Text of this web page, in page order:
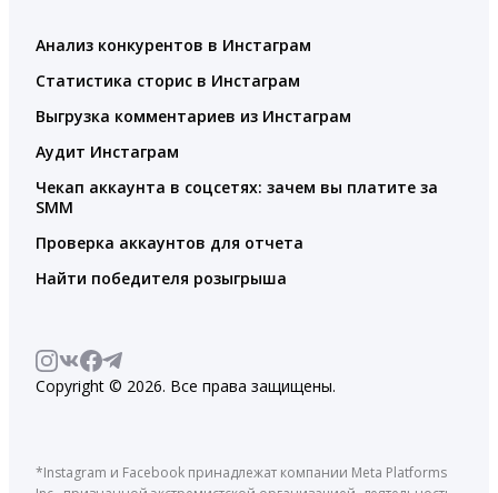
Анализ конкурентов в Инстаграм
Статистика сторис в Инстаграм
Выгрузка комментариев из Инстаграм
Аудит Инстаграм
Чекап аккаунта в соцсетях: зачем вы платите за
SMM
Проверка аккаунтов для отчета
Найти победителя розыгрыша
Copyright © 2026. Все права защищены.
*Instagram и Facebook принадлежат компании Meta Platforms